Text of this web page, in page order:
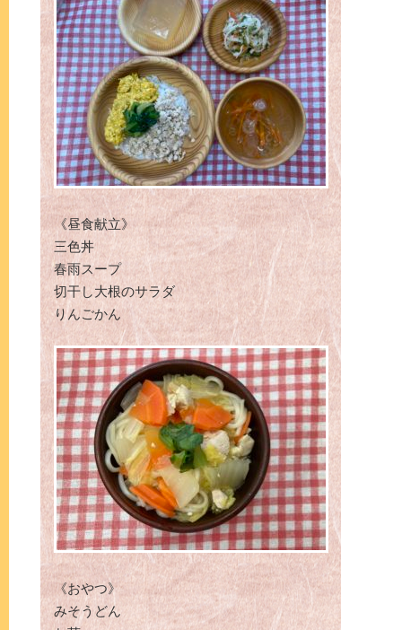
《昼食献立》
三色丼
春雨スープ
切干し大根のサラダ
りんごかん
《おやつ》
みそうどん